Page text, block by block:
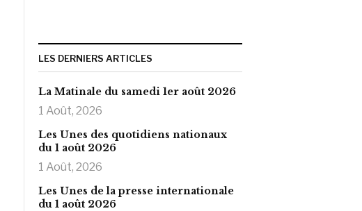
LES DERNIERS ARTICLES
La Matinale du samedi 1er août 2026
1 Août, 2026
Les Unes des quotidiens nationaux
du 1 août 2026
1 Août, 2026
Les Unes de la presse internationale
du 1 août 2026